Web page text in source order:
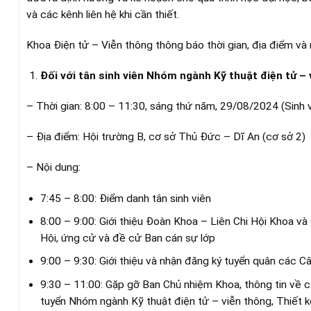
và các kênh liên hệ khi cần thiết.
Khoa Điện tử – Viễn thông thông báo thời gian, địa điểm
Đối với tân sinh viên Nhóm ngành Kỹ thuật điện tử
– Thời gian: 8:00 – 11:30, sáng thứ năm, 29/08/2024
– Địa điểm: Hội trường B, cơ sở Thủ Đức – Dĩ An (cơ sở 2)
– Nội dung:
7:45 – 8:00: Điểm danh tân sinh viên
8:00 – 9:00: Giới thiệu Đoàn Khoa – Liên Chi Hội Khoa
Hội, ứng cử và đề cử Ban cán sự lớp
9:00 – 9:30: Giới thiệu và nhận đăng ký tuyển quân các
9:30 – 11:00: Gặp gỡ Ban Chủ nhiệm Khoa, thông tin
tuyển Nhóm ngành Kỹ thuật điện tử – viễn thông, Thiết